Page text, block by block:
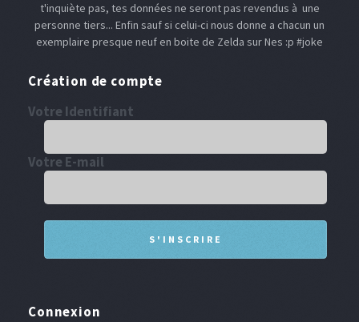
t'inquiète pas, tes données ne seront pas revendus à une
personne tiers... Enfin sauf si celui-ci nous donne a chacun un
exemplaire presque neuf en boite de Zelda sur Nes :p #joke
Création de compte
Votre Identifiant
Votre E-mail
Connexion